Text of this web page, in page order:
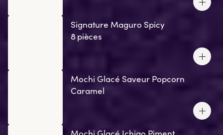
Signature Maguro Spicy
8 pièces
Mochi Glacé Saveur Popcorn
Caramel